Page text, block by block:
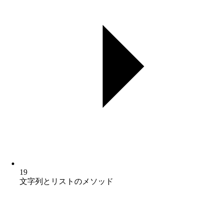
19
文字列とリストのメソッド